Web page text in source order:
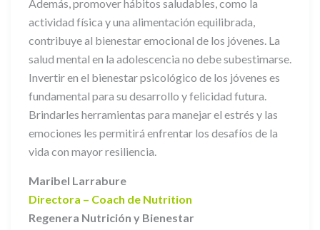
Además, promover hábitos saludables, como la
actividad física y una alimentación equilibrada,
contribuye al bienestar emocional de los jóvenes. La
salud mental en la adolescencia no debe subestimarse.
Invertir en el bienestar psicológico de los jóvenes es
fundamental para su desarrollo y felicidad futura.
Brindarles herramientas para manejar el estrés y las
emociones les permitirá enfrentar los desafíos de la
vida con mayor resiliencia.
Maribel Larrabure
Directora – Coach de Nutrition
Regenera Nutrición y Bienestar